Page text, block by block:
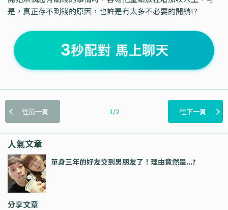
是，真正存不到錢的原因，也許是有太多不必要的開銷!?
往前一頁 1/2 往下一頁
人氣文章
單身三年的好友交到男朋友了！理由竟然是...?
分享文章